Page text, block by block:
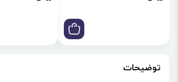
توضیحات